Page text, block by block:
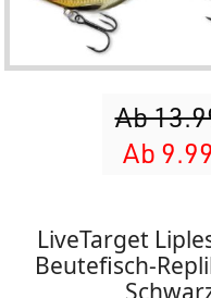
Ab
Ab
LiveTarget
Beutefisch-